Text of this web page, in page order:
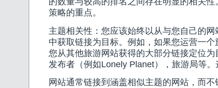
策略的重点。
主题相关性：您应该始终以从与您自己的
中获取链接为目标。例如，如果您运营一
您从其他旅游网站获得的大部分链接定位
发布者（例如Lonely Planet），旅游局等
网站通常链接到涵盖相似主题的网站，而